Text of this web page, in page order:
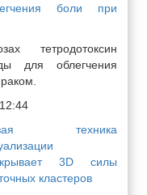
боли при
тетродотоксин
для облегчения
техника
3D силы
кластеров